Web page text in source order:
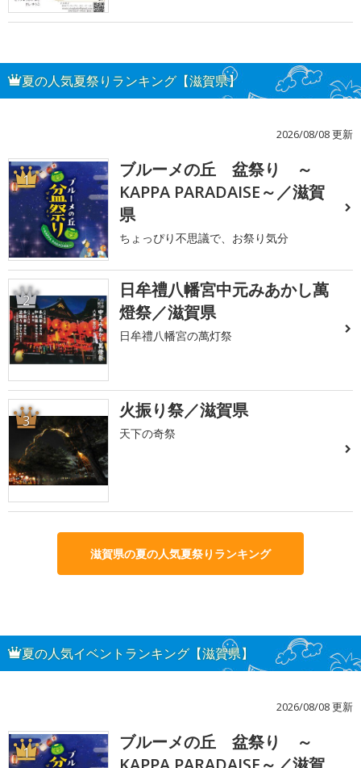
夏の人気夏祭りランキング【滋賀県】
2026/08/08 更新
1
ブルーメの丘 盆祭り ～
KAPPA PARADAISE～／滋賀
県
ちょっぴり不思議で、お祭り気分
2
日牟禮八幡宮中元みあかし萬
燈祭／滋賀県
日牟禮八幡宮の萬灯祭
3 火振り祭／滋賀県
天下の奇祭
滋賀県の夏の人気夏祭りランキング
夏の人気イベントランキング【滋賀県】
2026/08/08 更新
1
ブルーメの丘 盆祭り ～